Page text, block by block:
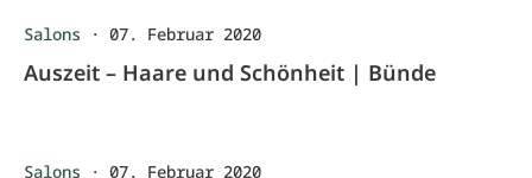
Salons · 07. Februar 2020
Auszeit – Haare und Schönheit | Bünde
Salons · 07. Februar 2020